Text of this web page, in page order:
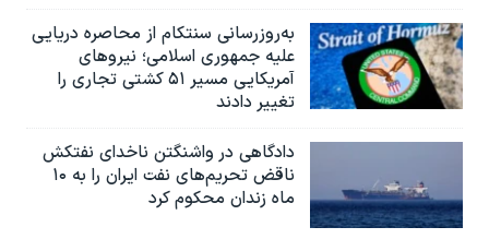
به‌روزرسانی سنتکام از محاصره دریایی
علیه جمهوری اسلامی؛ نیروهای
آمریکایی مسیر ۵۱ کشتی تجاری را
تغییر دادند
دادگاهی در واشنگتن ناخدای نفتکش
ناقض تحریم‌های نفت ایران را به ۱۰
ماه زندان محکوم کرد